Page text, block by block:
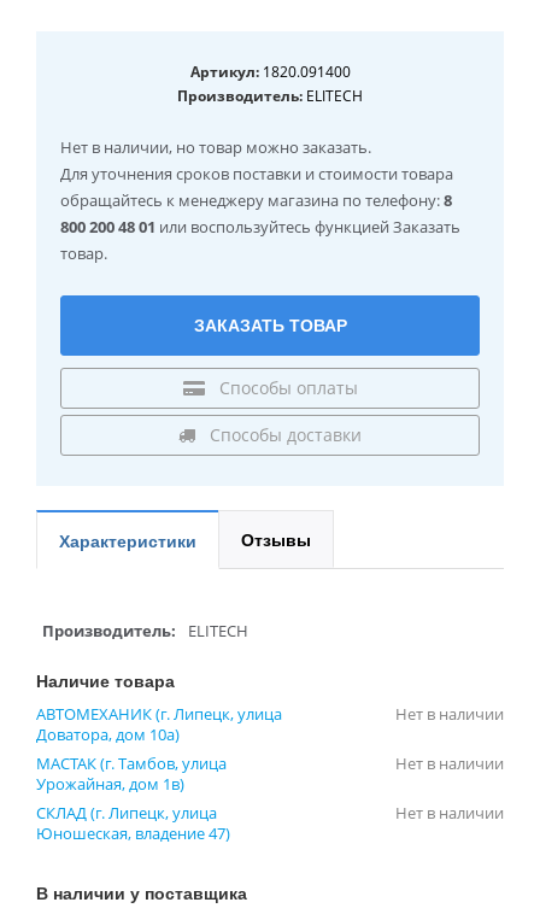
Артикул:1820.091400
Производитель: ELITECH
Нет в наличии, но товар можно заказать.
Для уточнения сроков поставки и стоимости товара
обращайтесь к менеджеру магазина по телефону:8
800 200 48 01 или воспользуйтесь функцией Заказать
товар.
ЗАКАЗАТЬ ТОВАР
Способы оплаты
Способы доставки
Характеристики Отзывы
Производитель: ELITECH
Наличие товара
АВТОМЕХАНИК (г. Липецк, улица
Доватора, дом 10а)
Нет в наличии
МАСТАК (г. Тамбов, улица
Урожайная, дом 1в)
Нет в наличии
СКЛАД (г. Липецк, улица
Юношеская, владение 47)
Нет в наличии
В наличии у поставщика